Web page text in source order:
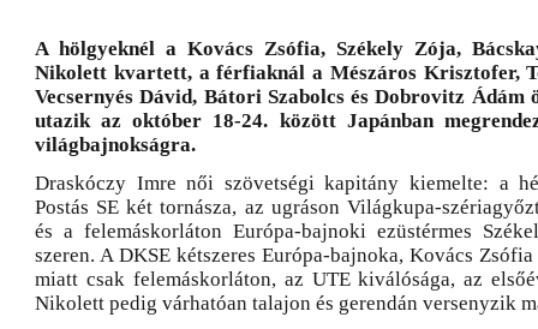
A hölgyeknél a Kovács Zsófia, Székely Zója,
Nikolett kvartett, a férfiaknál a Mészáros Krisztofer,
Vecsernyés Dávid, Bátori Szabolcs és Dobrovitz Ádám
utazik az október 18-24. között Japánban
világbajnokságra.
Draskóczy Imre női szövetségi kapitány kiemelte: a
Postás SE két tornásza, az ugráson Világkupa-
és a felemáskorláton Európa-bajnoki ezüstérmes
szeren. A DKSE kétszeres Európa-bajnoka, Kovács
miatt csak felemáskorláton, az UTE kiválósága, az
Nikolett pedig várhatóan talajon és gerendán versenyzik